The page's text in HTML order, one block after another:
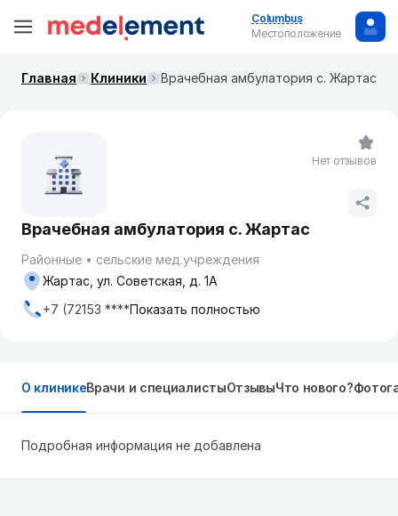
Columbus
Местоположение
Главная Клиники Врачебная амбулатория с. Жартас
Врачебная амбулатория с. Жартас
Районные
сельские мед.учреждения
Жартас, ул. Советская, д. 1А
+7 (72153 ****Показать полностью
Нет отзывов
О клиникеВрачи и специалистыОтзывыЧто нового?
Подробная информация не добавлена